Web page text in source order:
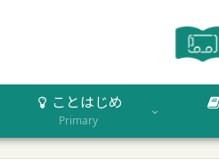
ことはじめ
Primary